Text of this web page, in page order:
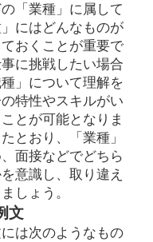
「業種」に属して
にはどんなものが
おくことが重要で
に挑戦したい場合
」について理解を
特性やスキルがい
とが可能となりま
とおり、「業種」
面接などでどちら
意識し、取り違え
しょう。
文
は次のようなもの